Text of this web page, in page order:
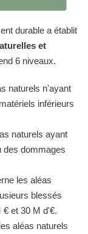
durable a établit
et
6 niveaux.
naturels n'ayant
inférieurs
naturels ayant
des dommages
les aléas
blessés
et 30 M d'€.
aléas naturels